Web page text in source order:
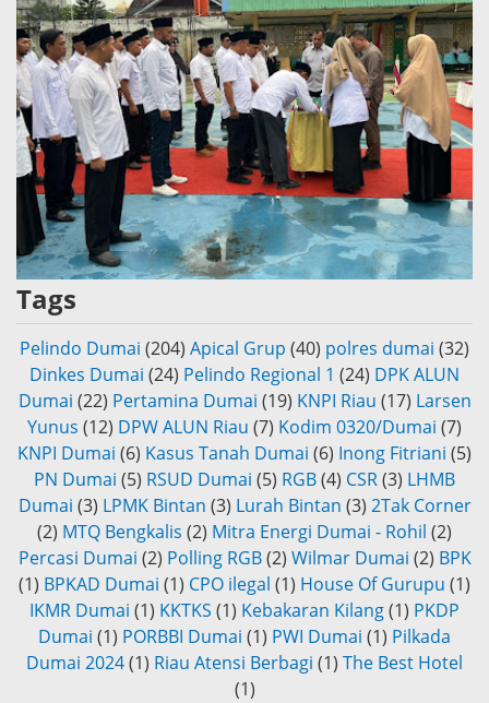
Tags
Pelindo Dumai (204) Apical Grup (40) polres dumai (32)
Dinkes Dumai (24) Pelindo Regional 1 (24) DPK ALUN
Dumai (22) Pertamina Dumai (19) KNPI Riau (17) Larsen
Yunus (12) DPW ALUN Riau (7) Kodim 0320/Dumai (7)
KNPI Dumai (6) Kasus Tanah Dumai (6) Inong Fitriani (5)
PN Dumai (5) RSUD Dumai (5) RGB(4) CSR(3) LHMB
Dumai (3) LPMK Bintan (3) Lurah Bintan (3) 2Tak Corner
(2) MTQ Bengkalis (2) Mitra Energi Dumai - Rohil (2)
Percasi Dumai (2) Polling RGB (2) Wilmar Dumai (2) BPK
(1) BPKAD Dumai (1) CPO ilegal (1) House Of Gurupu (1)
IKMR Dumai (1) KKTKS (1) Kebakaran Kilang(1) PKDP
Dumai (1) PORBBI Dumai (1) PWI Dumai (1) Pilkada
Dumai 2024(1) Riau Atensi Berbagi (1) The Best Hotel
(1)